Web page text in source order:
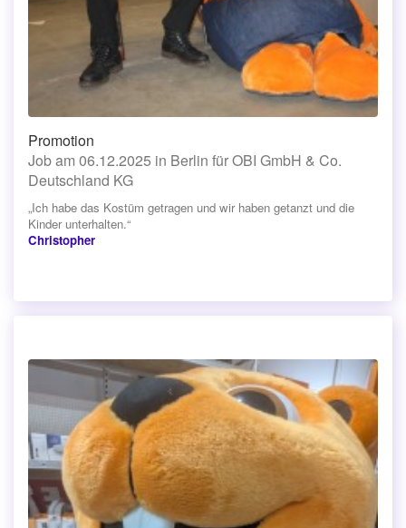
Promotion
Job am 06.12.2025 in Berlin für OBI GmbH & Co.
Deutschland KG
„Ich habe das Kostüm getragen und wir haben getanzt und die
Kinder unterhalten.“
Christopher